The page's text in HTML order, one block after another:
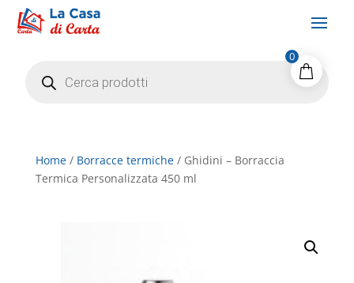
search
Home/ Borracce termiche/ Ghidini – Borraccia
Termica Personalizzata 450 ml
0